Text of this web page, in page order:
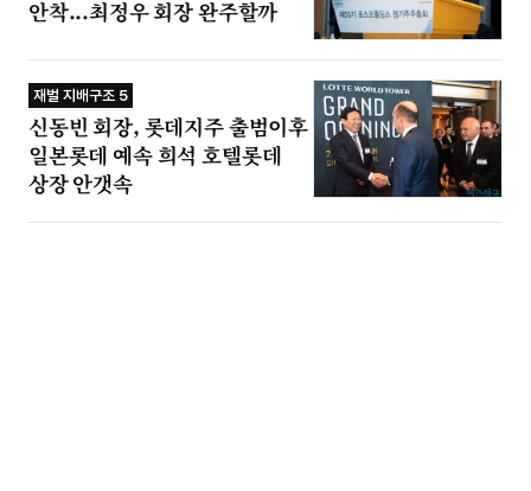
안착...최정우 회장 완주할까
재벌 지배구조 5
신동빈 회장, 롯데지주 출범이후
일본롯데 예속 희석 호텔롯데
상장 안갯속